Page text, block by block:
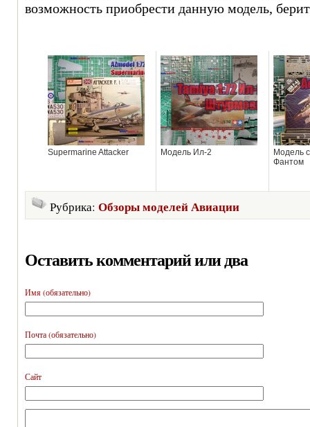
возможность приобрести данную модель,
Supermarine Attacker Модель Ил-2
Модель
Фантом
Рубрика: Обзоры моделей Авиации
Оставить комментарий или два
Имя (обязательно)
Почта (обязательно)
Сайт